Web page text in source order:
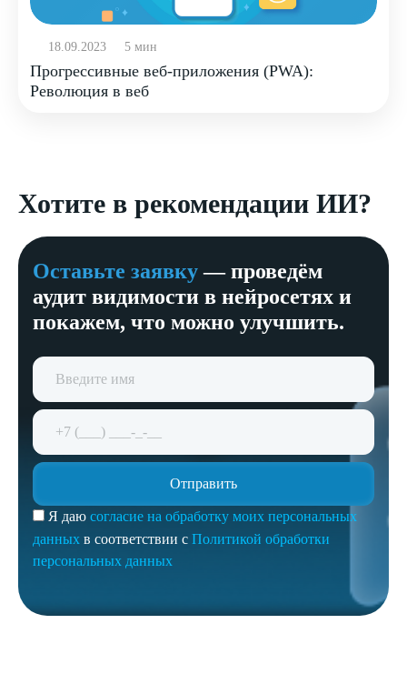
18.09.2023 5 мин
Прогрессивные веб-приложения (PWA):
Революция в веб
Хотите в рекомендации ИИ?
Оставьте заявку— проведём
аудит видимости в нейросетях и
покажем, что можно улучшить.
Я даю согласие на обработку моих персональных
данных в соответствии с Политикой обработки
персональных данных